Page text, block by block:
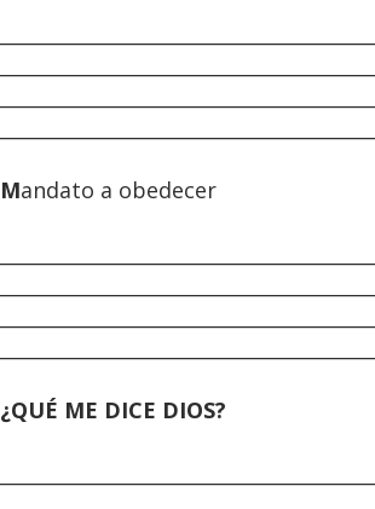
Mandato a obedecer
¿QUÉ ME DICE DIOS?